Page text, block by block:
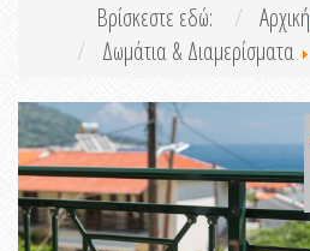
Βρίσκεστε εδώ: Αρχική
Δωμάτια & Διαμερίσματα